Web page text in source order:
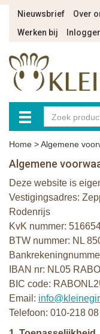
Nieuwsbrief Over
Werken bij
Home >Algemene
Algemene
Deze website is
Vestigingsadres:
Rodenrijs
KvK nummer:
BTW nummer: NL
IBAN nr: NL05
BIC code:
Email:
Telefoon: 010-218